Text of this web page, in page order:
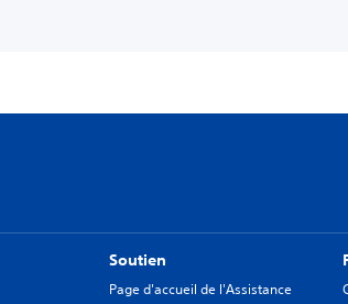
Soutien
Page d'accueil de l'Assistance